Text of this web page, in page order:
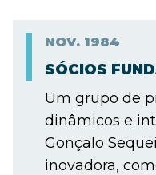
NOV. 1984
SÓCIOS
Um grupo de
dinâmicos e
Gonçalo
inovadora,